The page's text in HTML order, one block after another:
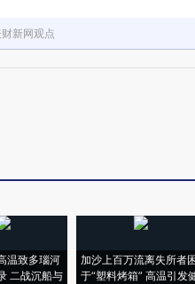
新网观点
温致多瑙河
二战沉船与
加沙上百万流离失所者
于“塑料烤箱” 高温引发